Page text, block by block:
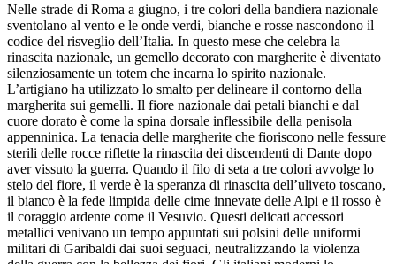
Nelle strade di Roma a giugno, i tre colori della bandiera nazionale
sventolano al vento e le onde verdi, bianche e rosse nascondono il
codice del risveglio dell’Italia. In questo mese che celebra la
rinascita nazionale, un gemello decorato con margherite è diventato
silenziosamente un totem che incarna lo spirito nazionale.
L’artigiano ha utilizzato lo smalto per delineare il contorno della
margherita sui gemelli. Il fiore nazionale dai petali bianchi e dal
cuore dorato è come la spina dorsale inflessibile della penisola
appenninica. La tenacia delle margherite che fioriscono nelle fessure
sterili delle rocce riflette la rinascita dei discendenti di Dante dopo
aver vissuto la guerra. Quando il filo di seta a tre colori avvolge lo
stelo del fiore, il verde è la speranza di rinascita dell’uliveto toscano,
il bianco è la fede limpida delle cime innevate delle Alpi e il rosso è
il coraggio ardente come il Vesuvio. Questi delicati accessori
metallici venivano un tempo appuntati sui polsini delle uniformi
militari di Garibaldi dai suoi seguaci, neutralizzando la violenza